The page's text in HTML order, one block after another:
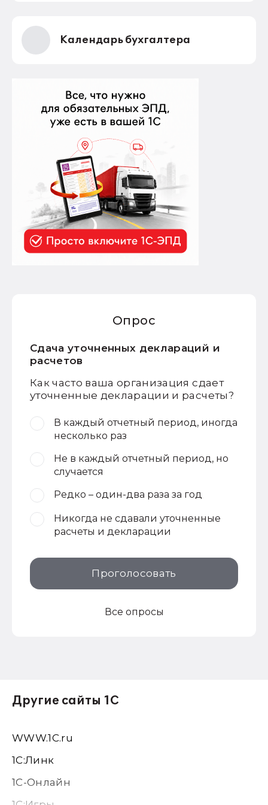
Календарь бухгалтера
Опрос
Сдача уточненных деклараций и
расчетов
Как часто ваша организация сдает
уточненные декларации и расчеты?
В каждый отчетный период, иногда
несколько раз
Не в каждый отчетный период, но
случается
Редко – один-два раза за год
Никогда не сдавали уточненные
расчеты и декларации
Проголосовать
Все опросы
Другие сайты 1С
WWW.1С.ru
1С:Линк
1С-Онлайн